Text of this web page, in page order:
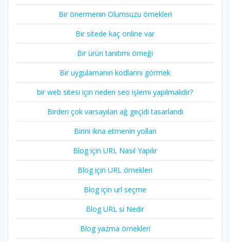
Bir önermenin Olumsuzu örnekleri
Bir sitede kaç online var
Bir ürün tanıtımı örneği
Bir uygulamanın kodlarını görmek
bir web sitesi için neden seo işlemi yapılmalıdır?
Birden çok varsayılan ağ geçidi tasarlandı
Birini ikna etmenin yolları
Blog için URL Nasıl Yapılır
Blog için URL örnekleri
Blog için url seçme
Blog URL si Nedir
Blog yazma örnekleri